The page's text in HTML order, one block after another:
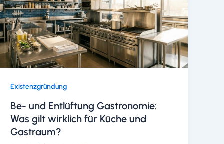
Existenzgründung
Be- und Entlüftung Gastronomie:
Was gilt wirklich für Küche und
Gastraum?